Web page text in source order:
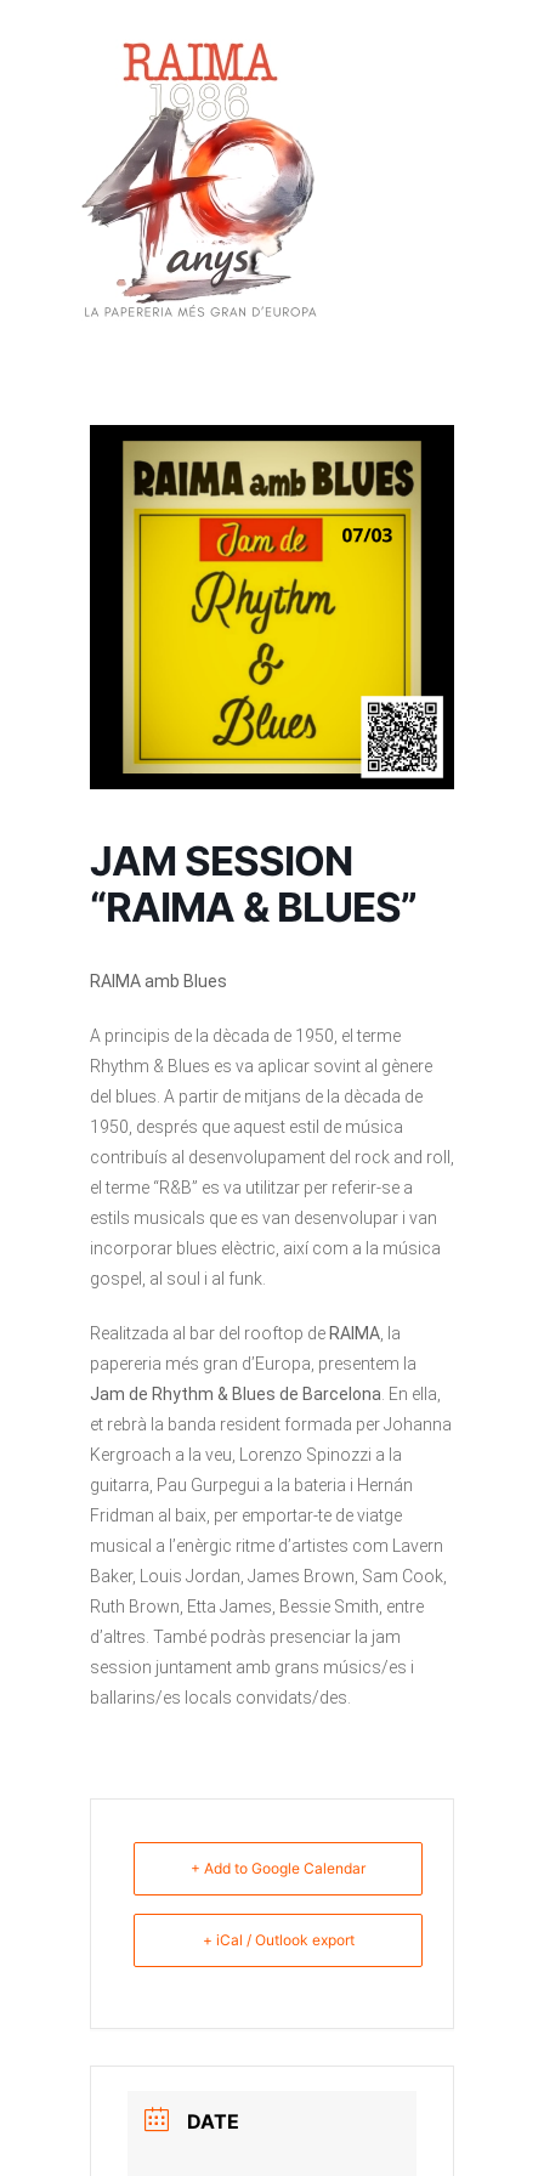
Skip to main content
JAM SESSION
“RAIMA & BLUES”
RAIMA amb Blues
A principis de la dècada de 1950, el terme
Rhythm & Blues es va aplicar sovint al gènere
del blues. A partir de mitjans de la dècada de
1950, després que aquest estil de música
contribuís al desenvolupament del rock and roll,
el terme “R&B” es va utilitzar per referir-se a
estils musicals que es van desenvolupar i van
incorporar blues elèctric, així com a la música
gospel, al soul i al funk.
Realitzada al bar del rooftop de RAIMA , la
papereria més gran d’Europa, presentem la
Jam de Rhythm & Blues de Barcelona . En ella,
et rebrà la banda resident formada per Johanna
Kergroach a la veu, Lorenzo Spinozzi a la
guitarra, Pau Gurpegui a la bateria i Hernán
Fridman al baix, per emportar-te de viatge
musical a l’enèrgic ritme d’artistes com Lavern
Baker, Louis Jordan, James Brown, Sam Cook,
Ruth Brown, Etta James, Bessie Smith, entre
d’altres. També podràs presenciar la jam
session juntament amb grans músics/es i
ballarins/es locals convidats/des.
+ Add to Google Calendar
+ iCal / Outlook export
DATE